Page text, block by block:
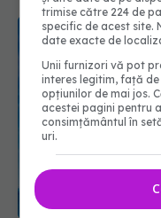
trimise către 224 de
specific de acest site.
date exacte de
Unii furnizori vă pot
interes legitim, față
opțiunilor de mai jos.
acestei pagini pentru
consimțământul în
uri.